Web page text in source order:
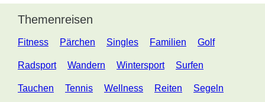
Themenreisen
Fitness Pärchen Singles Familien Golf
Radsport Wandern Wintersport Surfen
Tauchen Tennis Wellness Reiten Segeln